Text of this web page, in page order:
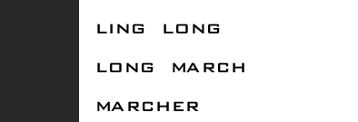
LING LONG
LONG MARCH
MARCHER